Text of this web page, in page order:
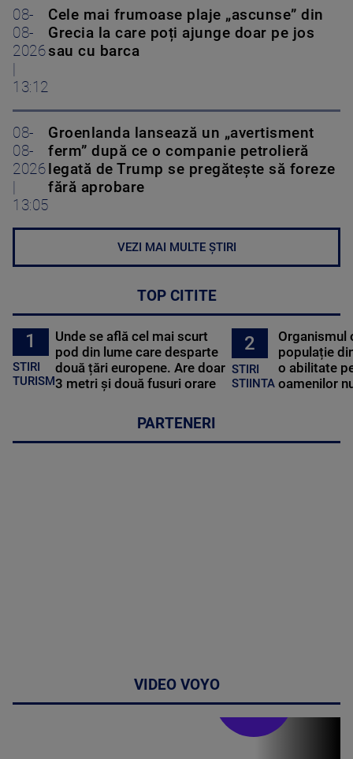
08-
08-
2026
13:12
Cele mai frumoase plaje „ascunse” din
Grecia la care poți ajunge doar pe jos
sau cu barca
08-
08-
2026
13:05
Groenlanda lansează un „avertisment
ferm” după ce o companie petrolieră
legată de Trump se pregătește să foreze
fără aprobare
VEZI MAI MULTE ȘTIRI
TOP CITITE
1
STIRI
TURISM
Unde se află cel mai scurt
pod din lume care desparte
două țări europene. Are doar
3 metri și două fusuri orare
2
STIRI
STIINTA
Organismul
populație
o abilitate
oamenilor
PARTENERI
VIDEO VOYO